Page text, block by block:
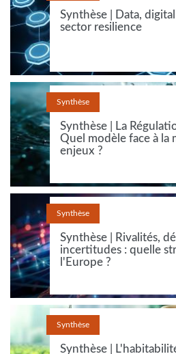
Synthèse | Data,
sector resilience
Synthèse
Synthèse | La
Quel modèle face à la
enjeux ?
Synthèse
Synthèse | Rivalités,
incertitudes : quelle
l'Europe ?
Synthèse
Synthèse |